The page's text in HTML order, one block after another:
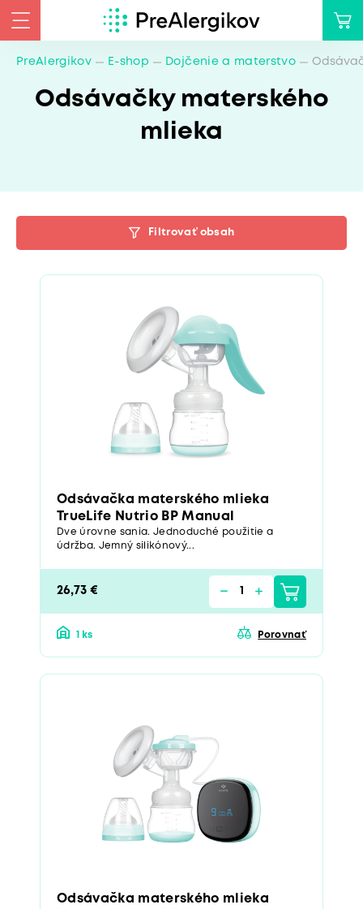
PreAlergikov E-shop Dojčenie a materstvo
Odsávačky materského
mlieka
Filtrovať obsah
Odsávačka materského mlieka
TrueLife Nutrio BP Manual
Dve úrovne sania. Jednoduché použitie a
údržba. Jemný silikónový...
26,73 €
1 ks Porovnať
Odsávačka materského mlieka